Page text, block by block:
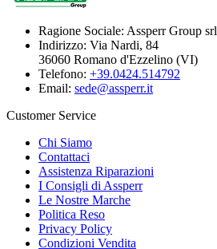
Ragione Sociale: Assperr Group srl
Indirizzo: Via Nardi, 84
36060 Romano d'Ezzelino (VI)
Telefono: +39.0424.514792
Email: sede@assperr.it
Customer Service
Chi Siamo
Contattaci
Assistenza Riparazioni
I Consigli di Assperr
Le Nostre Marche
Politica Reso
Privacy Policy
Condizioni Vendita